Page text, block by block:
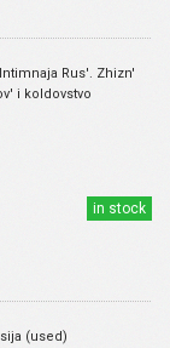
Rus'. Zhizn'
i koldovstvo
in stock
(used)